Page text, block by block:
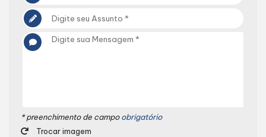
* preenchimento de campoobrigatório
Trocar imagem